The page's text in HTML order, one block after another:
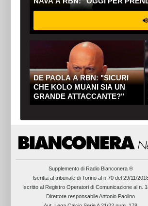
DE PAOLA A RBN: "SICURI
CHE KOLO MUANI SIA UN
GRANDE ATTACCANTE?"
Supplemento di Radio Bianconera ®
Iscritta al tribunale di Torino al n.70 del 29/11/
Iscritto al Registro Operatori di Comunicazione al n.
Direttore responsabile Antonio Paolino